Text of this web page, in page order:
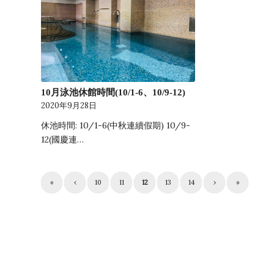
10月泳池休館時間(10/1-6、10/9-12)
2020年9月28日
休池時間: 10/1-6(中秋連續假期) 10/9-
12(國慶連…
« ‹ 10 11 12 13 14 › »